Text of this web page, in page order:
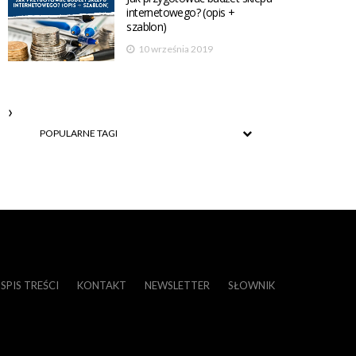
internetowego? (opis +
szablon)
10 września 2019
POPULARNE TAGI
SPIS TREŚCI KONTAKT NEWSLETTER SŁOWNIK